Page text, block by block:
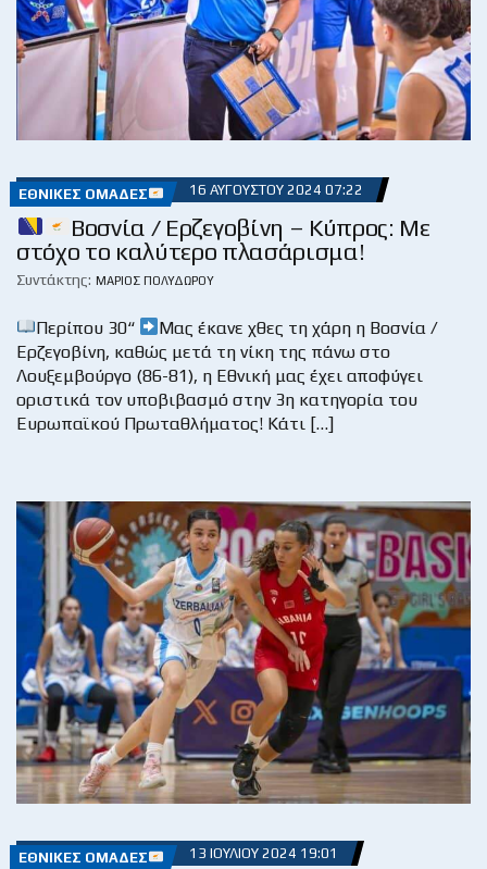
ΕΘΝΙΚΈΣ ΟΜΆΔΕΣ 16 ΑΥΓΟΎΣΤΟΥ 2024 07:22
Βοσνία / Ερζεγοβίνη – Κύπρος: Με
στόχο το καλύτερο πλασάρισμα!
Συντάκτης: ΜΆΡΙΟΣ ΠΟΛΥΔΏΡΟΥ
Περίπου 30“
Μας έκανε χθες τη χάρη η Βοσνία /
Ερζεγοβίνη, καθώς μετά τη νίκη της πάνω στο
Λουξεμβούργο (86-81), η Εθνική μας έχει αποφύγει
οριστικά τον υποβιβασμό στην 3η κατηγορία του
Ευρωπαϊκού Πρωταθλήματος! Κάτι […]
ΕΘΝΙΚΈΣ ΟΜΆΔΕΣ 13 ΙΟΥΛΊΟΥ 2024 19:01